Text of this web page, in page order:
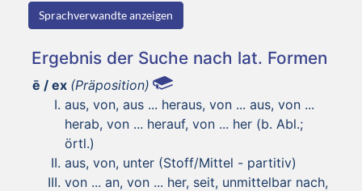
Sprachverwandte anzeigen
Ergebnis der Suche nach lat. Formen
ē / ex (Präposition)
aus, von, aus ... heraus, von ... aus, von ...
herab, von ... herauf, von ... her (b. Abl.;
örtl.)
aus, von, unter (Stoff/Mittel - partitiv)
von ... an, von ... her, seit, unmittelbar nach,